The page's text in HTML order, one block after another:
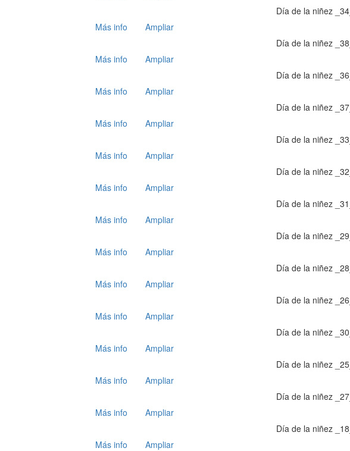
Día de la niñez _34_
Más info
Ampliar
Día de la niñez _38_
Más info
Ampliar
Día de la niñez _36_
Más info
Ampliar
Día de la niñez _37_
Más info
Ampliar
Día de la niñez _33_
Más info
Ampliar
Día de la niñez _32_
Más info
Ampliar
Día de la niñez _31_
Más info
Ampliar
Día de la niñez _29_
Más info
Ampliar
Día de la niñez _28_
Más info
Ampliar
Día de la niñez _26_
Más info
Ampliar
Día de la niñez _30_
Más info
Ampliar
Día de la niñez _25_
Más info
Ampliar
Día de la niñez _27_
Más info
Ampliar
Día de la niñez _18_
Más info
Ampliar